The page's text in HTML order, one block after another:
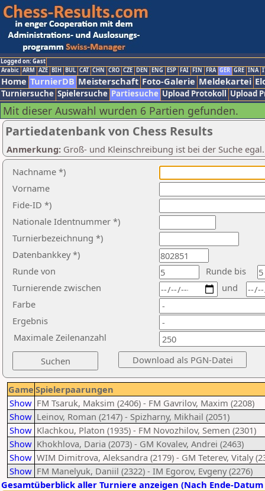
Logged on: Gast
Arabic ARM AZE BIH BUL CAT CHN CRO CZE DEN ENG ESP FAI FIN FRA GER GRE INA
Home TurnierDB Meisterschaft Foto-Galerie Meldekartei
Turniersuche Spielersuche Partiesuche Upload Protokoll Upload
Mit dieser Auswahl wurden 6 Partien gefunden.
Partiedatenbank von Chess Results
Anmerkung: Groß- und Kleinschreibung ist bei der Suche
Nachname *)
Vorname
Fide-ID *)
Nationale Identnummer *)
Turnierbezeichnung *)
Datenbankkey *)
Runde von
Runde bis
Turnierende zwischen
Farbe
Ergebnis
und
Maximale Zeilenanzahl
Game Spielerpaarungen
Show FM Tsaruk, Maksim (2406) - FM Gavrilov, Maxim (2208)
Show Leinov, Roman (2147) - Spizharny, Mikhail (2051)
Show Klachkou, Platon (1935) - FM Novozhilov, Semen (2301)
Show Khokhlova, Daria (2073) - GM Kovalev, Andrei (2463)
Show WIM Dimitrova, Aleksandra (2179) - GM Teterev, Vitaly
Show FM Manelyuk, Daniil (2322) - IM Egorov, Evgeny (2276)
Gesamtüberblick aller Turniere anzeigen (Nach Ende-